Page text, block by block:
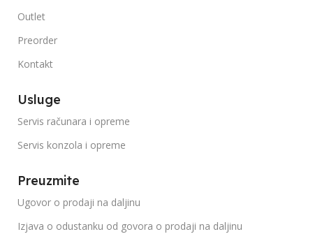
Outlet
Preorder
Kontakt
Usluge
Servis računara i opreme
Servis konzola i opreme
Preuzmite
Ugovor o prodaji na daljinu
Izjava o odustanku od govora o prodaji na daljinu